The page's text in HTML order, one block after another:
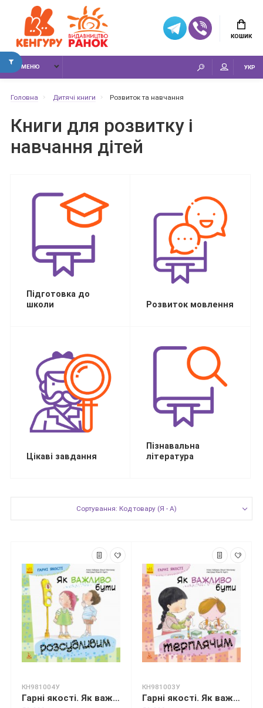
КОШИК
МЕНЮ УКР
Головна Дитячі книги Розвиток та навчання
Книги для розвитку і
навчання дітей
Підготовка до
школи
Розвиток мовлення
Цікаві завдання
Пізнавальна
література
Сортування: Код товару (Я - А)
КН981004У
Гарні якості. Як важливо бути розсудливим!
КН981003У
Гарні якості. Як важливо бути терплячим!